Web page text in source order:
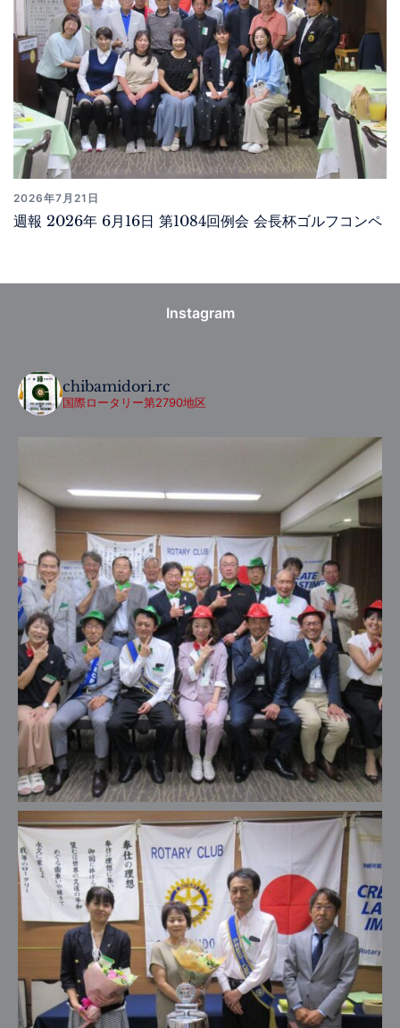
2026年7月21日
週報 2026年 6月16日 第1084回例会 会長杯ゴルフコンペ
Instagram
chibamidori.rc
国際ロータリー第2790地区